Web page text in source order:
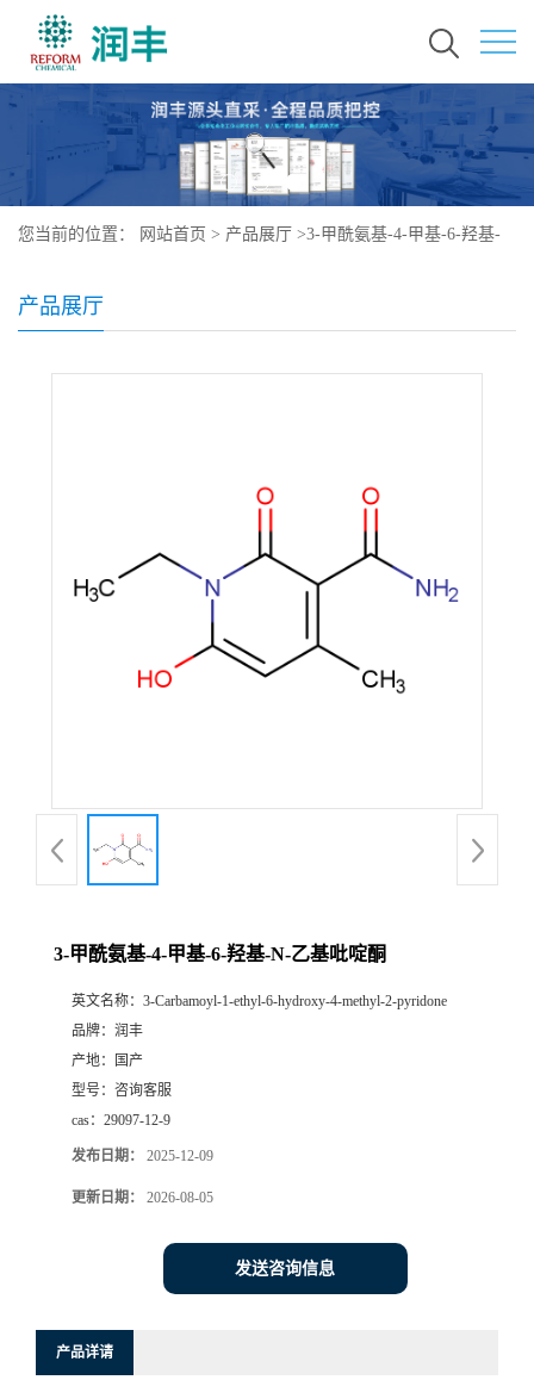
您当前的位置： 网站首页 > 产品展厅 >3-甲酰氨基-4-甲基-6-羟基-
产品展厅
3-甲酰氨基-4-甲基-6-羟基-N-乙基吡啶酮
英文名称： 3-Carbamoyl-1-ethyl-6-hydroxy-4-methyl-2-pyridone
品牌： 润丰
产地：
国产
型号： 咨询客服
cas： 29097-12-9
发布日期： 2025-12-09
更新日期： 2026-08-05
发送咨询信息
产品详请